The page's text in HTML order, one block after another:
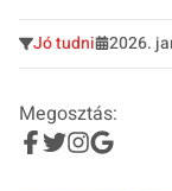
Jó tudni 2026.
Megosztás: